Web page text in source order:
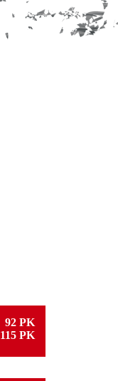
92 PK
115 PK